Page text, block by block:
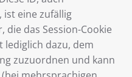
ist eine zufällig
das Session-Cookie
dazu, dem
zuzuordnen und kann